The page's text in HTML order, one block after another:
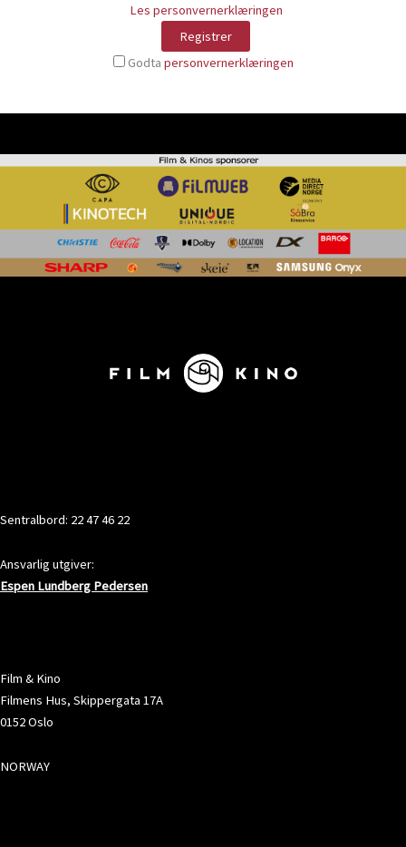
Les personvernerklæringen
Godta personvernerklæringen
Sentralbord: 22 47 46 22
Ansvarlig utgiver:
Espen Lundberg Pedersen
Film & Kino
Filmens Hus, Skippergata 17A
0152 Oslo
NORWAY